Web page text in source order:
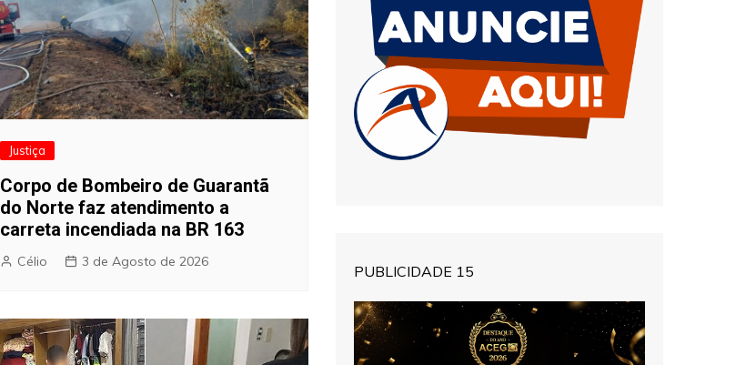
Justiça
Corpo de Bombeiro de Guarantã
do Norte faz atendimento a
carreta incendiada na BR 163
Célio 3 de Agosto de 2026
PUBLICIDADE 15